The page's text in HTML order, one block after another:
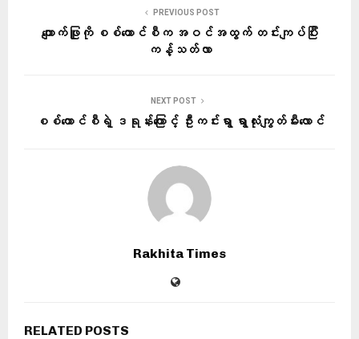
PREVIOUS POST
ကျောက်ဖြူကို စစ်ကောင်စီက အဝင်အထွက် တင်းကျပ်ပြီး
ကန့်သတ်လာ
NEXT POST
စစ်ကောင်စီရဲ့ ဒရုန်းကြောင့် ဦးကင်းရွာ ရွာလုံးကျွတ်မီးလောင်
Rakhita Times
RELATED POSTS